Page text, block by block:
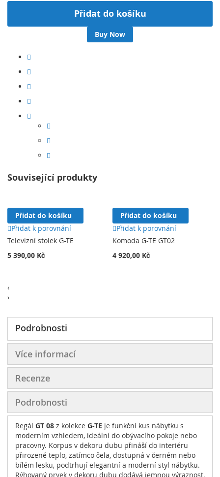
Přidat do košíku
Buy Now
Související produkty
Přidat do košíku
Přidat k porovnání
Televizní stolek G-TE
5 390,00 Kč
Přidat do košíku
Přidat k porovnání
Komoda G-TE GT02
4 920,00 Kč
‹
›
Podrobnosti
Více informací
Recenze
Podrobnosti
Regál GT 08 z kolekce G-TE je funkční kus nábytku s
moderním vzhledem, ideální do obývacího pokoje nebo
pracovny. Korpus v dekoru dubu přináší do interiéru
přirozené teplo, zatímco čela, dostupná v černém nebo
bílém lesku, podtrhují elegantní a moderní styl nábytku.
Rýhovaný prvek v dekoru dubu dodává jemnou výraznost,